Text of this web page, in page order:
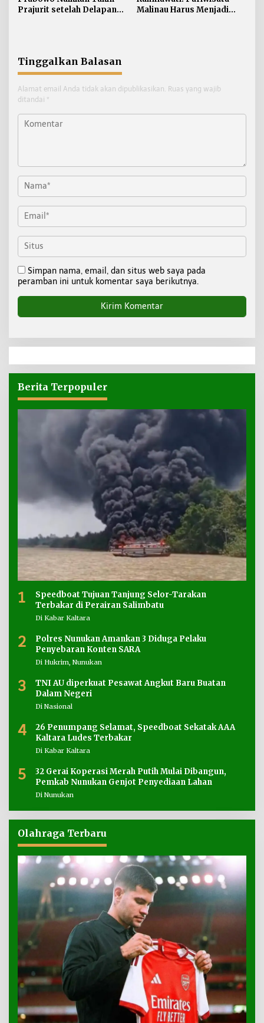
Prajurit setelah Delapan
Malinau Harus Menjadi
Tinggalkan Balasan
Alamat email Anda tidak akan dipublikasikan. Ruas yang wajib
ditandai *
Simpan nama, email, dan situs web saya pada
peramban ini untuk komentar saya berikutnya.
Berita Terpopuler
1
Speedboat Tujuan Tanjung Selor-Tarakan
Terbakar di Perairan Salimbatu
Di Kabar Kaltara
2
Polres Nunukan Amankan 3 Diduga Pelaku
Penyebaran Konten SARA
Di Hukrim, Nunukan
3
TNI AU diperkuat Pesawat Angkut Baru Buatan
Dalam Negeri
Di Nasional
4
26 Penumpang Selamat, Speedboat Sekatak AAA
Kaltara Ludes Terbakar
Di Kabar Kaltara
5
32 Gerai Koperasi Merah Putih Mulai Dibangun,
Pemkab Nunukan Genjot Penyediaan Lahan
Di Nunukan
Olahraga Terbaru